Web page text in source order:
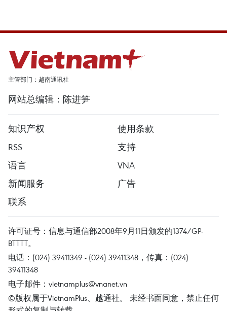
主管部门：越南通讯社
网站总编辑：陈进笋
知识产权
使用条款
RSS
支持
语言
VNA
新闻服务
广告
联系
许可证号：信息与通信部2008年9月11日颁发的1374/GP-
BTTTT。
电话：(024) 39411349 - (024) 39411348，传真：(024)
39411348
电子邮件： vietnamplus@vnanet.vn
©版权属于VietnamPlus、越通社。 未经书面同意，禁止任何